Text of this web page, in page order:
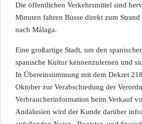
Die öffentlichen Verkehrsmittel sind
Minuten fahren Busse direkt zum Strand
nach Málaga.
Eine großartige Stadt, um den
spanische Kultur kennenzulernen und
In Übereinstimmung mit dem Dekret
Oktober zur Verabschiedung der
Verbraucherinformation beim Verkauf
Andalusien wird der Kunde darüber